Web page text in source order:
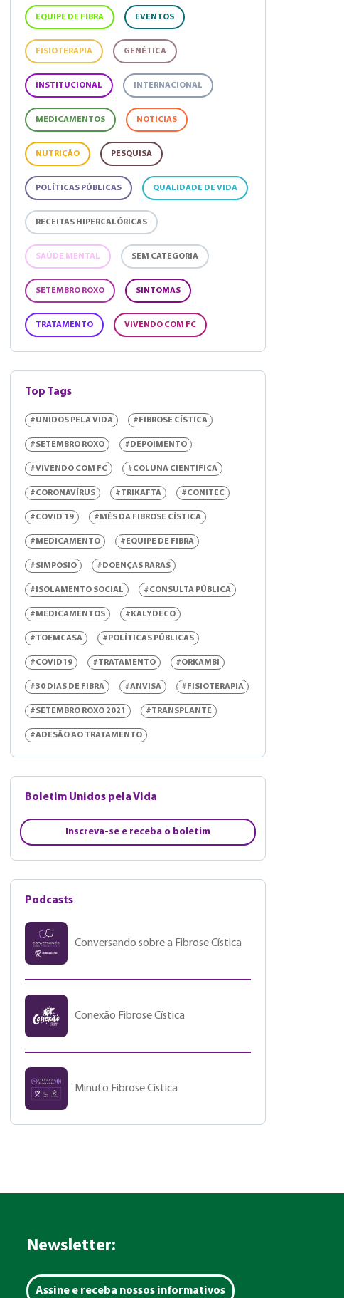
EQUIPE DE FIBRA EVENTOS
FISIOTERAPIA GENÉTICA
INSTITUCIONAL INTERNACIONAL
MEDICAMENTOS NOTÍCIAS
NUTRIÇÃO PESQUISA
POLÍTICAS PÚBLICAS QUALIDADE DE VIDA
RECEITAS HIPERCALÓRICAS
SAÚDE MENTAL SEM CATEGORIA
SETEMBRO ROXO SINTOMAS
TRATAMENTO VIVENDO COM FC
Top Tags
#UNIDOS PELA VIDA #FIBROSE CÍSTICA
#SETEMBRO ROXO #DEPOIMENTO
#VIVENDO COM FC #COLUNA CIENTÍFICA
#CORONAVÍRUS #TRIKAFTA #CONITEC
#COVID 19 #MÊS DA FIBROSE CÍSTICA
#MEDICAMENTO #EQUIPE DE FIBRA
#SIMPÓSIO #DOENÇAS RARAS
#ISOLAMENTO SOCIAL #CONSULTA PÚBLICA
#MEDICAMENTOS #KALYDECO
#TOEMCASA #POLÍTICAS PÚBLICAS
#COVID19 #TRATAMENTO #ORKAMBI
#30 DIAS DE FIBRA #ANVISA #FISIOTERAPIA
#SETEMBRO ROXO 2021 #TRANSPLANTE
#ADESÃO AO TRATAMENTO
Boletim Unidos pela Vida
Inscreva-se e receba o boletim
Podcasts
Conversando sobre a Fibrose Cística
Conexão Fibrose Cística
Minuto Fibrose Cística
Newsletter:
Assine e receba nossos informativos